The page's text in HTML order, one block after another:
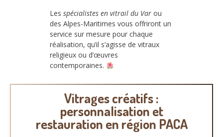
Les spécialistes en vitrail du Var ou
des Alpes-Maritimes vous offriront un
service sur mesure pour chaque
réalisation, qu’il s’agisse de vitraux
religieux ou d’œuvres
contemporaines.
Vitrages créatifs :
personnalisation et
restauration en région PACA